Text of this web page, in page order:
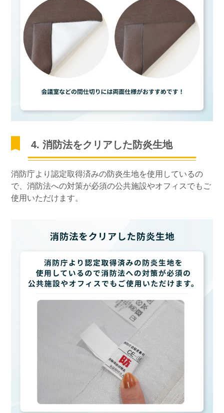
4. 消防法をクリアした防炎生地
消防庁より認定取得済みの防炎生地を使用しているの
で、消防法への対策が必須の公共施設やオフィスでもご
使用いただけます。